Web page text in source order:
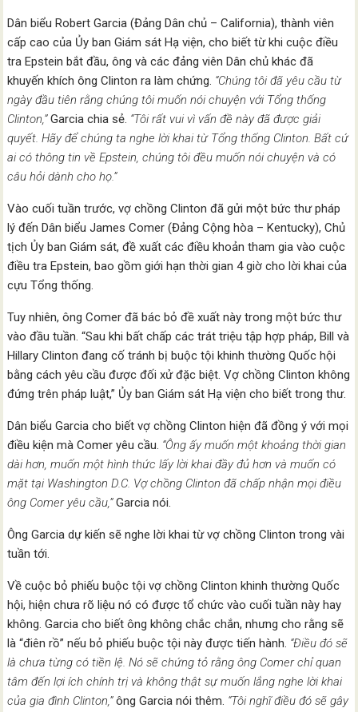
Dân biểu Robert Garcia (Đảng Dân chủ – California), thành viên
cấp cao của Ủy ban Giám sát Hạ viện, cho biết từ khi cuộc điều
tra Epstein bắt đầu, ông và các đảng viên Dân chủ khác đã
khuyến khích ông Clinton ra làm chứng. “Chúng tôi đã yêu cầu từ
ngày đầu tiên rằng chúng tôi muốn nói chuyện với Tổng thống
Clinton,”Garcia chia sẻ. “Tôi rất vui vì vấn đề này đã được giải
quyết. Hãy để chúng ta nghe lời khai từ Tổng thống Clinton. Bất cứ
ai có thông tin về Epstein, chúng tôi đều muốn nói chuyện và có
câu hỏi dành cho họ.”
Vào cuối tuần trước, vợ chồng Clinton đã gửi một bức thư pháp
lý đến Dân biểu James Comer (Đảng Cộng hòa – Kentucky), Chủ
tịch Ủy ban Giám sát, đề xuất các điều khoản tham gia vào cuộc
điều tra Epstein, bao gồm giới hạn thời gian 4 giờ cho lời khai của
cựu Tổng thống.
Tuy nhiên, ông Comer đã bác bỏ đề xuất này trong một bức thư
vào đầu tuần. “Sau khi bất chấp các trát triệu tập hợp pháp, Bill và
Hillary Clinton đang cố tránh bị buộc tội khinh thường Quốc hội
bằng cách yêu cầu được đối xử đặc biệt. Vợ chồng Clinton không
đứng trên pháp luật,” Ủy ban Giám sát Hạ viện cho biết trong thư.
Dân biểu Garcia cho biết vợ chồng Clinton hiện đã đồng ý với mọi
điều kiện mà Comer yêu cầu. “Ông ấy muốn một khoảng thời gian
dài hơn, muốn một hình thức lấy lời khai đầy đủ hơn và muốn có
mặt tại Washington D.C. Vợ chồng Clinton đã chấp nhận mọi điều
ông Comer yêu cầu,”Garcia nói.
Ông Garcia dự kiến sẽ nghe lời khai từ vợ chồng Clinton trong vài
tuần tới.
Về cuộc bỏ phiếu buộc tội vợ chồng Clinton khinh thường Quốc
hội, hiện chưa rõ liệu nó có được tổ chức vào cuối tuần này hay
không. Garcia cho biết ông không chắc chắn, nhưng cho rằng sẽ
là “điên rồ” nếu bỏ phiếu buộc tội này được tiến hành. “Điều đó sẽ
là chưa từng có tiền lệ. Nó sẽ chứng tỏ rằng ông Comer chỉ quan
tâm đến lợi ích chính trị và không thật sự muốn lắng nghe lời khai
của gia đình Clinton,”ông Garcia nói thêm. “Tôi nghĩ điều đó sẽ gây